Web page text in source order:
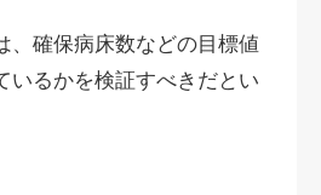
確保病床数などの目標値
いるかを検証すべきだとい